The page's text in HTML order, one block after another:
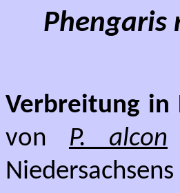
Phengaris
Verbreitung in
von P. alcon